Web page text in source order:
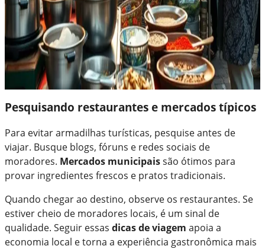
Pesquisando restaurantes e mercados típicos
Para evitar armadilhas turísticas, pesquise antes de
viajar. Busque blogs, fóruns e redes sociais de
moradores. Mercados municipaissão ótimos para
provar ingredientes frescos e pratos tradicionais.
Quando chegar ao destino, observe os restaurantes. Se
estiver cheio de moradores locais, é um sinal de
qualidade. Seguir essas dicas de viagem apoia a
economia local e torna a experiência gastronômica mais